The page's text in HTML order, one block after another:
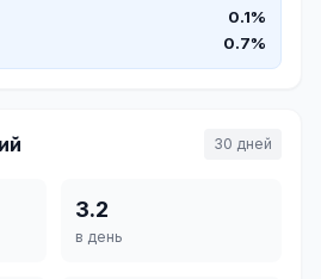
0.1%
0.7%
30 дней
3.2
в день